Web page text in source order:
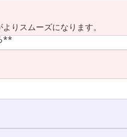
りスムーズになります。
**